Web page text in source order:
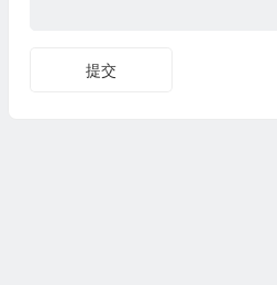
提交